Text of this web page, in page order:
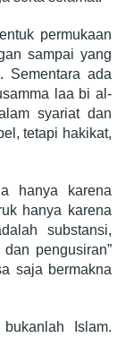
permukaan
sampai yang
Sementara ada
laa bi al-
syariat dan
tetapi hakikat,
hanya karena
hanya karena
substansi,
pengusiran”
saja bermakna
Islam.